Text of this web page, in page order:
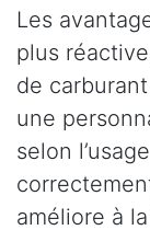
Les
plus
de
une
selon
améliore à